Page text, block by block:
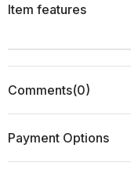
Item features
Comments(0)
Payment Options